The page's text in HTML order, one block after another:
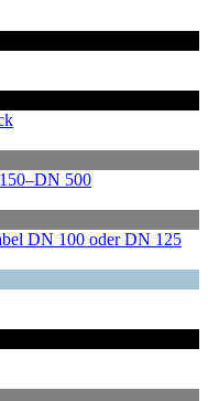
500
DN 100 oder DN 125